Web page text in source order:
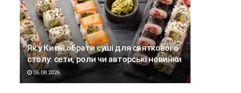
Як у Києві обрати суші для святкового
столу: сети, роли чи авторські новинки
06.08.2026